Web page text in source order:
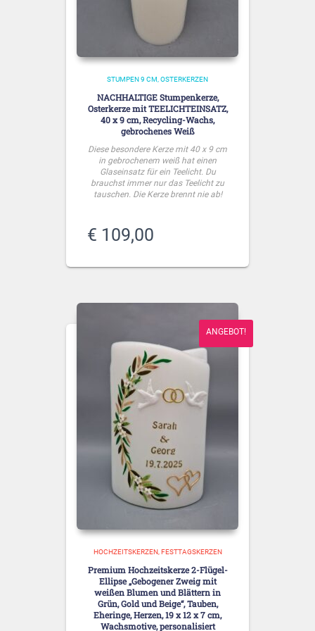
STUMPEN 9 CM OSTERKERZEN
NACHHALTIGE Stumpenkerze,
Osterkerze mit TEELICHTEINSATZ,
40 x 9 cm, Recycling-Wachs,
gebrochenes Weiß
Diese besondere Kerze mit 40 x 9 cm
in gebrochenem weiß hat einen
Glaseinsatz für ein Teelicht. Du
brauchst immer nur das Teelicht zu
tauschen. Die Kerze brennt nie ab!
€ 109,00
ANGEBOT!
HOCHZEITSKERZEN FESTTAGSKERZEN
Premium Hochzeitskerze 2-Flügel-
Ellipse „Gebogener Zweig mit
weißen Blumen und Blättern in
Grün, Gold und Beige“, Tauben,
Eheringe, Herzen, 19 x 12 x 7 cm,
Wachsmotive, personalisiert